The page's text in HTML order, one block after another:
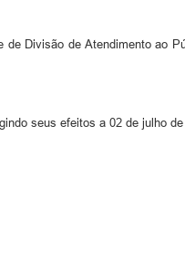
Divisão de Atendimento ao
seus efeitos a 02 de julho de